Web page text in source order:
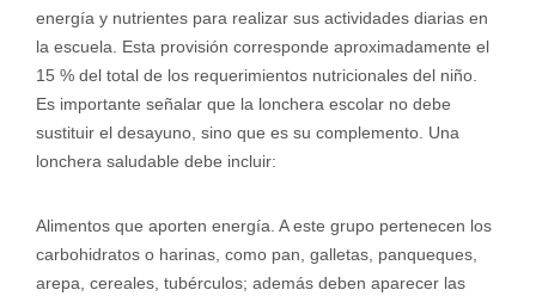
energía y nutrientes para realizar sus actividades diarias en
la escuela. Esta provisión corresponde aproximadamente el
15 % del total de los requerimientos nutricionales del niño.
Es importante señalar que la lonchera escolar no debe
sustituir el desayuno, sino que es su complemento. Una
lonchera saludable debe incluir:
Alimentos que aporten energía. A este grupo pertenecen los
carbohidratos o harinas, como pan, galletas, panqueques,
arepa, cereales, tubérculos; además deben aparecer las